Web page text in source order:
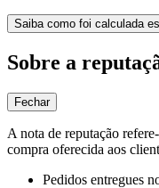
Saiba como foi calculada
Sobre a
Fechar
A nota de reputação
compra oferecida aos
Pedidos entregues